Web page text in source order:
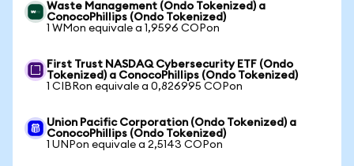
Waste Management (Ondo Tokenized) a
ConocoPhillips (Ondo Tokenized)
1 WMon equivale a 1,9596 COPon
First Trust NASDAQ Cybersecurity ETF (Ondo
Tokenized) a ConocoPhillips (Ondo Tokenized)
1 CIBRon equivale a 0,826995 COPon
Union Pacific Corporation (Ondo Tokenized) a
ConocoPhillips (Ondo Tokenized)
1 UNPon equivale a 2,5143 COPon